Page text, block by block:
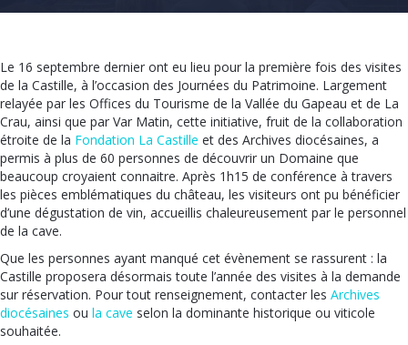
Le 16 septembre dernier ont eu lieu pour la première fois des visites
de la Castille, à l’occasion des Journées du Patrimoine. Largement
relayée par les Offices du Tourisme de la Vallée du Gapeau et de La
Crau, ainsi que par Var Matin, cette initiative, fruit de la collaboration
étroite de la Fondation La Castille et des Archives diocésaines, a
permis à plus de 60 personnes de découvrir un Domaine que
beaucoup croyaient connaitre. Après 1h15 de conférence à travers
les pièces emblématiques du château, les visiteurs ont pu bénéficier
d’une dégustation de vin, accueillis chaleureusement par le personnel
de la cave.
Que les personnes ayant manqué cet évènement se rassurent : la
Castille proposera désormais toute l’année des visites à la demande
sur réservation. Pour tout renseignement, contacter les Archives
diocésaines ou la cave selon la dominante historique ou viticole
souhaitée.